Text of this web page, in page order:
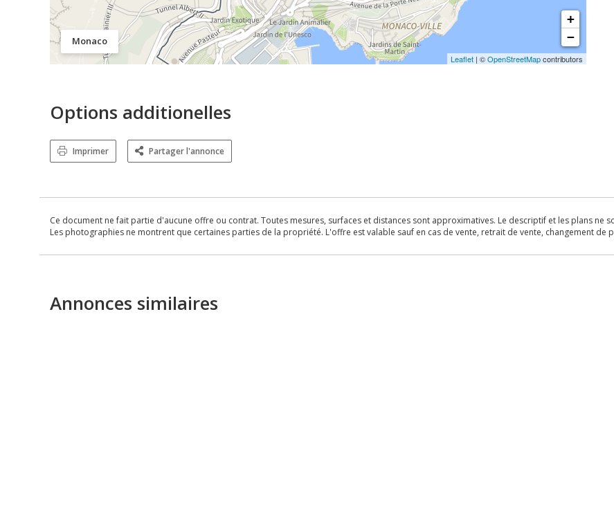
Monaco
+
−
Leaflet | ©OpenStreetMapcontributors
Options additionelles
Imprimer Partager l'annonce
Ce document ne fait partie d'aucune offre ou contrat. Toutes mesures, surfaces et distances sont approximatives. Le descriptif et les plans ne
Les photographies ne montrent que certaines parties de la propriété. L'offre est valable sauf en cas de vente, retrait de vente, changement de
Annonces similaires